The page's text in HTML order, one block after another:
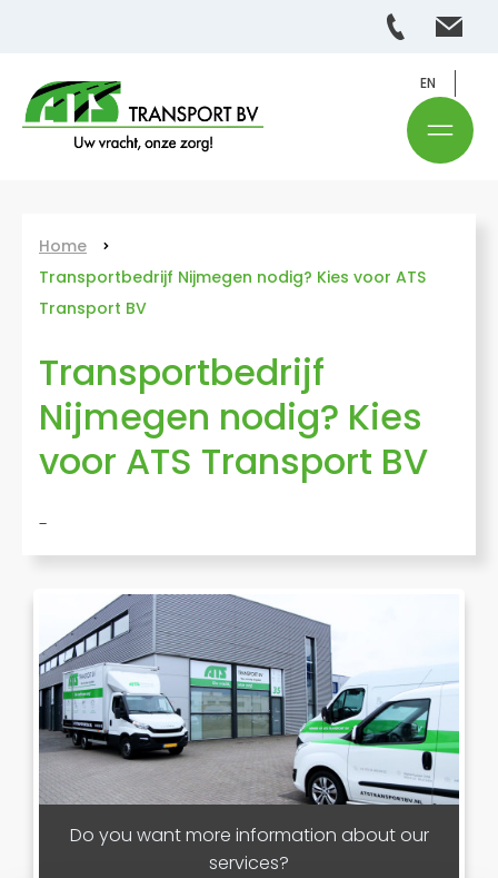
EN
Home
Transportbedrijf Nijmegen nodig? Kies voor ATS
Transport BV
Transportbedrijf
Nijmegen nodig? Kies
voor ATS Transport BV
-
Do you want more information about our
services?